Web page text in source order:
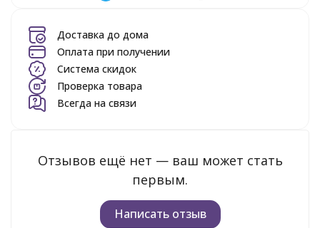
Доставка до дома
Оплата при получении
Система скидок
Проверка товара
Всегда на связи
Отзывов ещё нет — ваш может стать
первым.
Написать отзыв